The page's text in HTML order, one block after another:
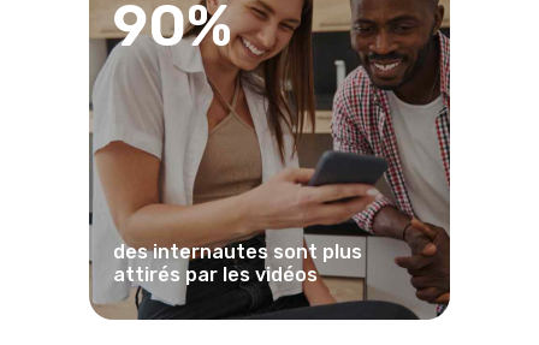
90%
des internautes sont plus
attirés par les vidéos